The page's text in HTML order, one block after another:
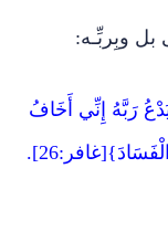
وبِربِّـه:
رَبَّهُ إِنِّي أَخَافُ